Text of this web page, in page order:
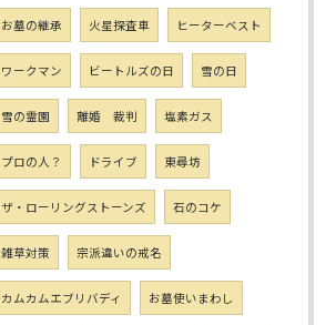
お墓の継承 火星探査車 ヒーターベスト
ワークマン ビートルズの日 雪の日
雪の霊園 離婚 裁判 塩素ガス
プロの人？ ドライブ 東尋坊
ザ・ローリングストーンズ 石のコケ
雑草対策 宗派違いの戒名
カムカムエブリバディ お墓使いまわし